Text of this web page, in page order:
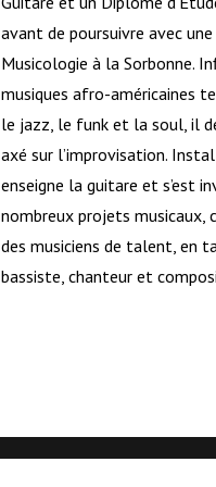
avant de poursuivre avec une
Musicologie à la Sorbonne.
musiques afro-américaines
le jazz, le funk et la soul, il
axé sur l’improvisation.
enseigne la guitare et s’est
nombreux projets musicaux,
des musiciens de talent, en
bassiste, chanteur et